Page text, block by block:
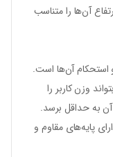
آن‌ها را متناسب
استحکام آن‌ها است.
وزن کاربر را
به حداقل برسد.
پایه‌های مقاوم و